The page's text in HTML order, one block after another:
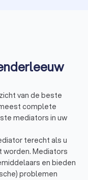
van de beste
complete
mediators in uw
terecht als u
worden. Mediators
en bieden
problemen